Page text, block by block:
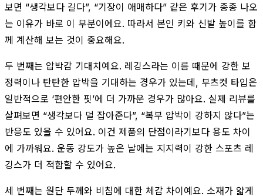
보면 “생각보다 길다”, “기장이 애매하다” 같은 후기가 종종 나오
는 이유가 바로 이 부분이에요. 따라서 본인 키와 신발 높이를 함
께 계산해 보는 것이 중요해요.
두 번째는 압박감 기대치예요. 레깅스라는 이름 때문에 강한 보
정력이나 탄탄한 압박을 기대하는 경우가 있는데, 부츠컷 타입은
일반적으로 ‘편안한 핏’에 더 가까운 경우가 많아요. 실제 리뷰를
살펴보면 “생각보다 덜 잡아준다”, “복부 압박이 강하지 않다”는
반응도 있을 수 있어요. 이건 제품의 단점이라기보다 용도 차이
에 가까워요. 운동 강도가 높은 날에는 지지력이 강한 스포츠 레
깅스가 더 적합할 수 있어요.
세 번째는 원단 두께와 비침에 대한 체감 차이예요. 소재가 얇게